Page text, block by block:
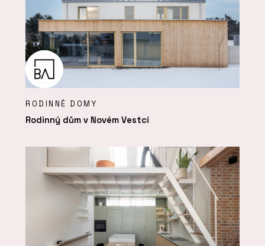
RODINNÉ DOMY
Rodinný dům v Novém Vestci